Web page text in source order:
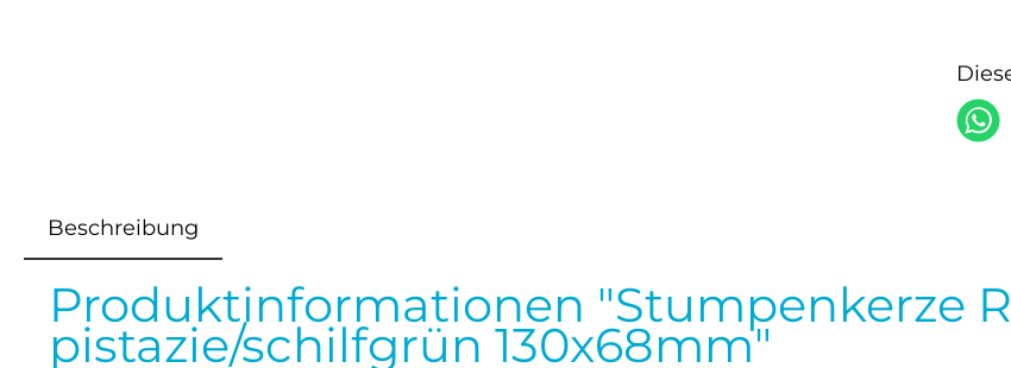
Beschreibung
Produktinformationen "Stumpenkerze
pistazie/schilfgrün 130x68mm"